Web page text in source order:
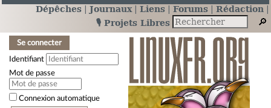
Dépêches Journaux Liens Forums
Rédaction
🎙️ Projets Libres
Se connecter
Identifiant
Mot de passe
Connexion automatique